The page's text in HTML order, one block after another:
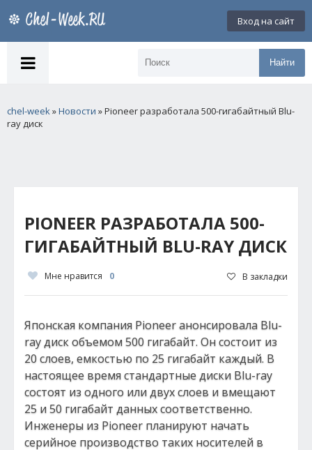
Вход на сайт
Найти
chel-week»Новости » Pioneer разработала 500-гигабайтный Blu-
ray диск
PIONEER РАЗРАБОТАЛА 500-
ГИГАБАЙТНЫЙ BLU-RAY ДИСК
Мне нравится 0 В закладки
Японская компания Pioneer анонсировала Blu-
ray диск объемом 500 гигабайт. Он состоит из
20 слоев, емкостью по 25 гигабайт каждый. В
настоящее время стандартные диски Blu-ray
состоят из одного или двух слоев и вмещают
25 и 50 гигабайт данных соответственно.
Инженеры из Pioneer планируют начать
серийное производство таких носителей в